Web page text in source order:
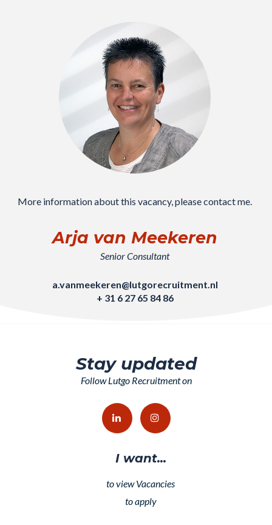
More information about this vacancy, please contact me.
Arja van Meekeren
Senior Consultant
a.vanmeekeren@lutgorecruitment.nl
+ 31 6 27 65 84 86
Stay updated
Follow Lutgo Recruitment on
I want...
to view Vacancies
to apply